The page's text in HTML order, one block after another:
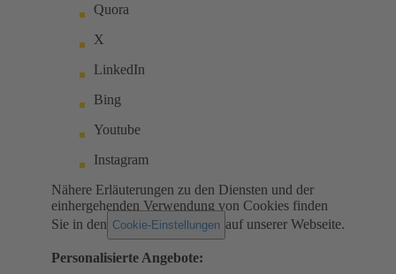
Quora
X
LinkedIn
Bing
Youtube
Instagram
Nähere Erläuterungen zu den Diensten und der
einhergehenden Verwendung von Cookies finden
Sie in den Cookie-Einstellungen auf unserer Webseite.
Personalisierte Angebote: